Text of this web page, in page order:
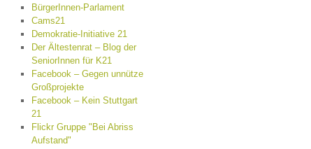
BürgerInnen-Parlament
Cams21
Demokratie-Initiative 21
Der Ältestenrat – Blog der
SeniorInnen für K21
Facebook – Gegen unnütze
Großprojekte
Facebook – Kein Stuttgart
21
Flickr Gruppe "Bei Abriss
Aufstand"